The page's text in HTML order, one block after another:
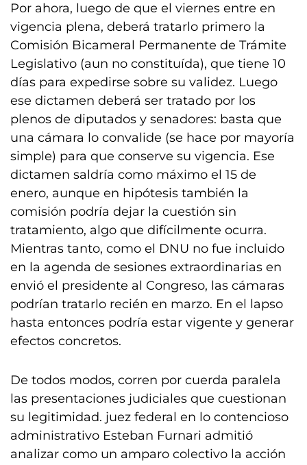
Por ahora, luego de que el viernes entre en
vigencia plena, deberá tratarlo primero la
Comisión Bicameral Permanente de Trámite
Legislativo (aun no constituída), que tiene 10
días para expedirse sobre su validez. Luego
ese dictamen deberá ser tratado por los
plenos de diputados y senadores: basta que
una cámara lo convalide (se hace por mayoría
simple) para que conserve su vigencia. Ese
dictamen saldría como máximo el 15 de
enero, aunque en hipótesis también la
comisión podría dejar la cuestión sin
tratamiento, algo que difícilmente ocurra.
Mientras tanto, como el DNU no fue incluido
en la agenda de sesiones extraordinarias en
envió el presidente al Congreso, las cámaras
podrían tratarlo recién en marzo. En el lapso
hasta entonces podría estar vigente y generar
efectos concretos.
De todos modos, corren por cuerda paralela
las presentaciones judiciales que cuestionan
su legitimidad. juez federal en lo contencioso
administrativo Esteban Furnari admitió
analizar como un amparo colectivo la acción